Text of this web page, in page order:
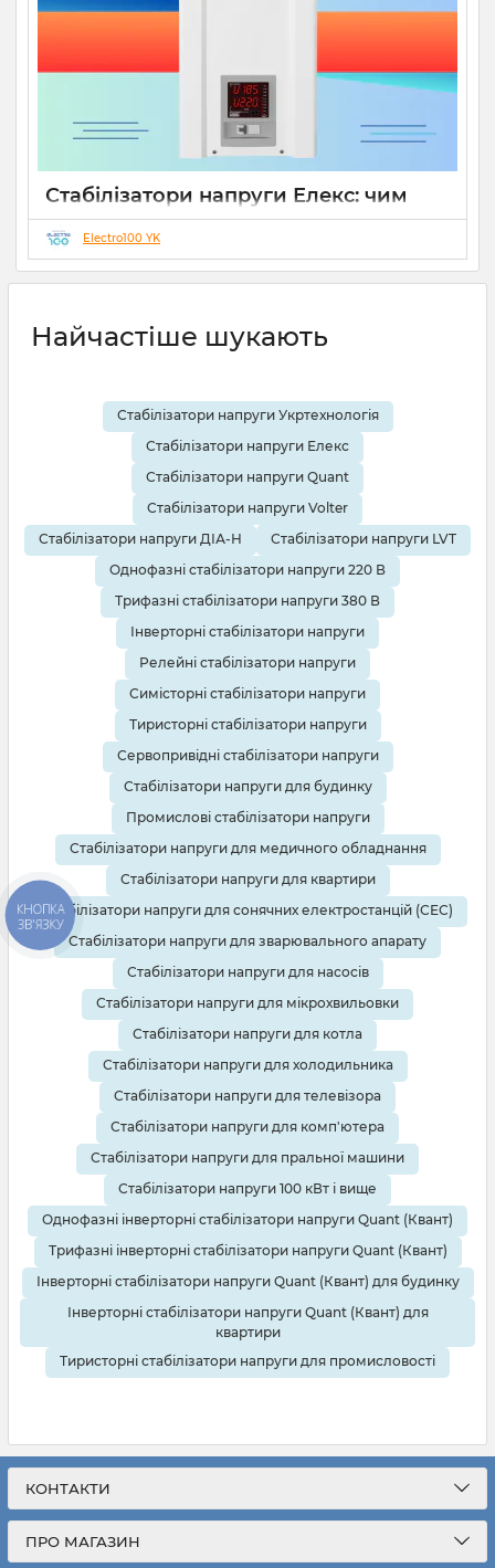
Стабілізатори напруги Елекс: чим
відрізняються серії Ампер, Герц і
Гібрид (огляд інженерів)
19 08 2025 0 10 хвилин
Electro100 YK
Найчастіше шукають
Стабілізатори напруги Укртехнологія
Стабілізатори напруги Елекс
Стабілізатори напруги Quant
Стабілізатори напруги Volter
Стабілізатори напруги ДІА-Н
Стабілізатори напруги LVT
Однофазні стабілізатори напруги 220 В
Трифазні стабілізатори напруги 380 В
Інверторні стабілізатори напруги
Релейні стабілізатори напруги
Симісторні стабілізатори напруги
Тиристорні стабілізатори напруги
Сервопривідні стабілізатори напруги
Стабілізатори напруги для будинку
Промислові стабілізатори напруги
Стабілізатори напруги для медичного обладнання
Стабілізатори напруги для квартири
Стабілізатори напруги для сонячних електростанцій (СЕС)
Стабілізатори напруги для зварювального апарату
Стабілізатори напруги для насосів
Стабілізатори напруги для мікрохвильовки
Стабілізатори напруги для котла
Стабілізатори напруги для холодильника
Стабілізатори напруги для телевізора
Стабілізатори напруги для комп'ютера
Стабілізатори напруги для пральної машини
Стабілізатори напруги 100 кВт і вище
Однофазні інверторні стабілізатори напруги Quant (Квант)
Трифазні інверторні стабілізатори напруги Quant (Квант)
Інверторні стабілізатори напруги Quant (Квант) для будинку
Інверторні стабілізатори напруги Quant (Квант) для
квартири
Тиристорні стабілізатори напруги для промисловості
КОНТАКТИ
ПРО МАГАЗИН
КНОПКА
ЗВ'ЯЗКУ